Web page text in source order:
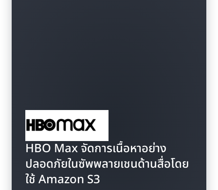
HBO Max จัดการเนื้อหาอย่าง
ปลอดภัยในซัพพลายเชนด้านสื่อโดย
ใช้ Amazon S3